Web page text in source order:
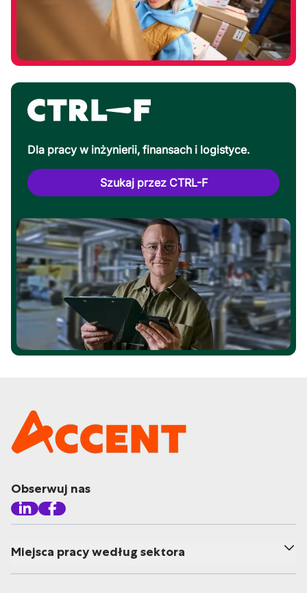
Dla pracy w inżynierii, finansach i logistyce.
Szukaj przez CTRL-F
Obserwuj nas
Miejsca pracy według sektora